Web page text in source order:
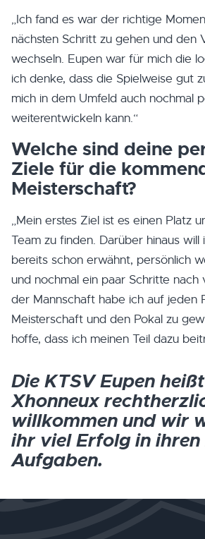
„Ich fand es war der richtige
nächsten Schritt zu gehen und den
wechseln. Eupen war für mich die
ich denke, dass die Spielweise gut
mich in dem Umfeld auch nochmal
weiterentwickeln kann.“
Welche sind deine
Ziele für die
Meisterschaft?
„Mein erstes Ziel ist es einen Platz
Team zu finden. Darüber hinaus will
bereits schon erwähnt, persönlich
und nochmal ein paar Schritte nach
der Mannschaft habe ich auf jeden
Meisterschaft und den Pokal zu
hoffe, dass ich meinen Teil dazu
Die KTSV Eupen
Xhonneux
willkommen und wir
ihr viel Erfolg in ihren
Aufgaben.